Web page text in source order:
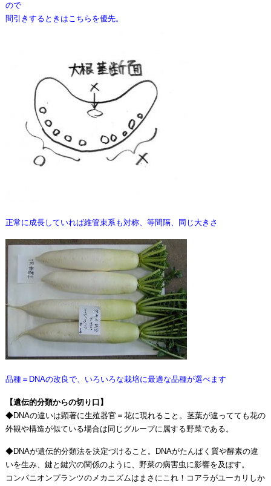
ので
間引きするときはこちらを優先。
正常に成長していれば維管束系も対称、等間隔、同じ大きさ
品種＝DNAの改良で、いろいろな栽培に最適な品種が選べます
【遺伝的分類からの切り口】
◆DNAの違いは顕著に生殖器官＝花に現れること。茎葉が違ってても花の
外観や構造が似ている場合は同じグループに属する野菜である。
◆DNAが遺伝的分類法を決定づけること。DNAがたんぱく質や酵素の違
いを生み、鍵と鍵穴の関係のように、野菜の病害虫に影響を及ぼす。
コンパニオンプランツのメカニズムはまさにこれ！コアラがユーカリしか